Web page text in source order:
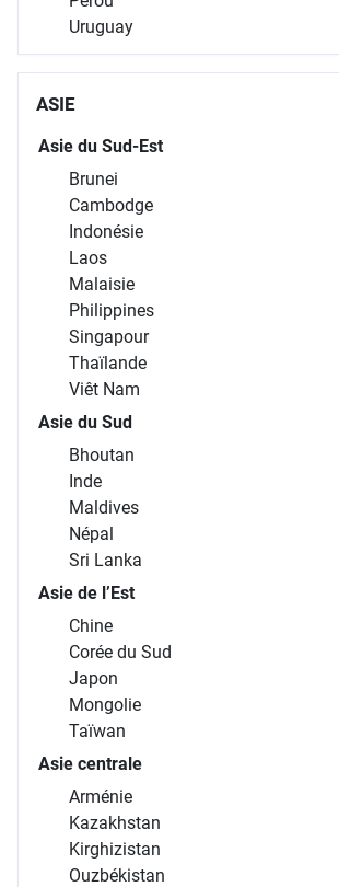
Uruguay
ASIE
Asie du Sud-Est
Brunei
Cambodge
Indonésie
Laos
Malaisie
Philippines
Singapour
Thaïlande
Viêt Nam
Asie du Sud
Bhoutan
Inde
Maldives
Népal
Sri Lanka
Asie de l’Est
Chine
Corée du Sud
Japon
Mongolie
Taïwan
Asie centrale
Arménie
Kazakhstan
Kirghizistan
Ouzbékistan